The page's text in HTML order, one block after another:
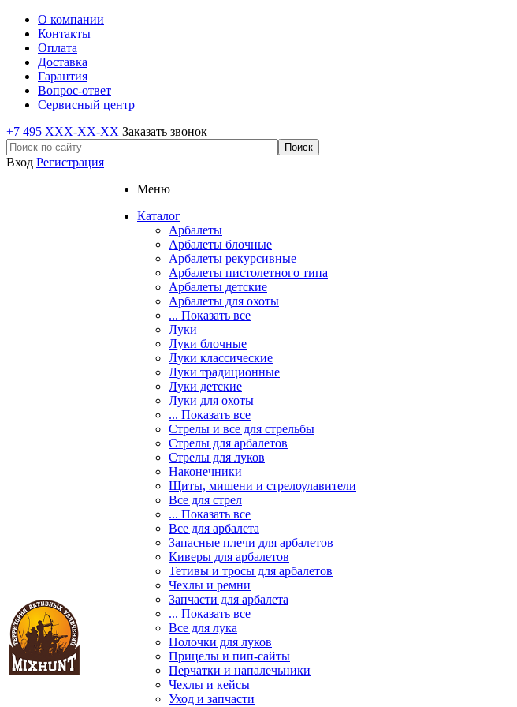
О компании
Контакты
Оплата
Доставка
Гарантия
Вопрос-ответ
Сервисный центр
+7 495 XXX-XX-XX Заказать звонок
Вход Регистрация
Меню
Каталог
Арбалеты
Арбалеты блочные
Арбалеты рекурсивные
Арбалеты пистолетного типа
Арбалеты детские
Арбалеты для охоты
... Показать все
Луки
Луки блочные
Луки классические
Луки традиционные
Луки детские
Луки для охоты
... Показать все
Стрелы и все для стрельбы
Стрелы для арбалетов
Стрелы для луков
Наконечники
Щиты, мишени и стрелоулавители
Все для стрел
... Показать все
Все для арбалета
Запасные плечи для арбалетов
Киверы для арбалетов
Тетивы и тросы для арбалетов
Чехлы и ремни
Запчасти для арбалета
... Показать все
Все для лука
Полочки для луков
Прицелы и пип-сайты
Перчатки и напалечьники
Чехлы и кейсы
Уход и запчасти